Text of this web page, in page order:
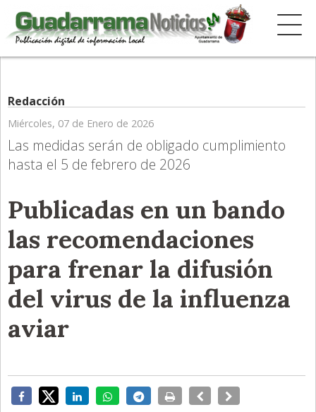
Redacción
Miércoles, 07 de Enero de 2026
Las medidas serán de obligado cumplimiento
hasta el 5 de febrero de 2026
Publicadas en un bando
las recomendaciones
para frenar la difusión
del virus de la influenza
aviar